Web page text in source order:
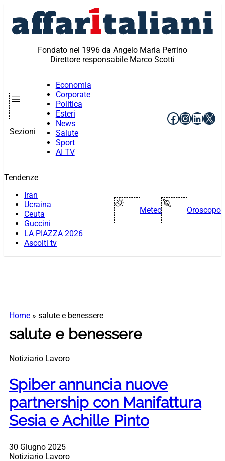
contenuto
Fondato nel 1996 da Angelo Maria Perrino
Direttore responsabile Marco Scotti
Sezioni
Economia
Corporate
Politica
Esteri
News
Salute
Sport
AI TV
Facebook
X
Tendenze
Iran
Ucraina
Ceuta
Guccini
LA PIAZZA 2026
Ascolti tv
Meteo Oroscopo
Home » salute e benessere
salute e benessere
Notiziario Lavoro
Spiber annuncia nuove
partnership con Manifattura
Sesia e Achille Pinto
30 Giugno 2025
Notiziario Lavoro